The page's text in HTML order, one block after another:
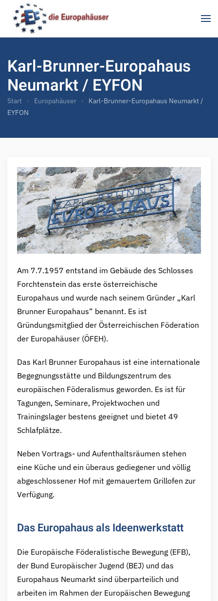
Zum Hauptinhalt springen
Karl-Brunner-Europahaus
Neumarkt / EYFON
Start Europahäuser
Karl-Brunner-Europahaus Neumarkt /
EYFON
Am 7.7.1957 entstand im Gebäude des Schlosses
Forchtenstein das erste österreichische
Europahaus und wurde nach seinem Gründer „Karl
Brunner Europahaus“ benannt. Es ist
Gründungsmitglied der Österreichischen Föderation
der Europahäuser (ÖFEH).
Das Karl Brunner Europahaus ist eine internationale
Begegnungsstätte und Bildungszentrum des
europäischen Föderalismus geworden. Es ist für
Tagungen, Seminare, Projektwochen und
Trainingslager bestens geeignet und bietet 49
Schlafplätze.
Neben Vortrags- und Aufenthaltsräumen stehen
eine Küche und ein überaus gediegener und völlig
abgeschlossener Hof mit gemauertem Grillofen zur
Verfügung.
Das Europahaus als Ideenwerkstatt
Die Europäische Föderalistische Bewegung (EFB),
der Bund Europäischer Jugend (BEJ) und das
Europahaus Neumarkt sind überparteilich und
arbeiten im Rahmen der Europäischen Bewegung